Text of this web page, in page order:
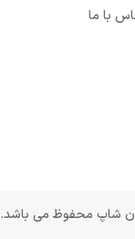
با ما
شاپ محفوظ می باشد.